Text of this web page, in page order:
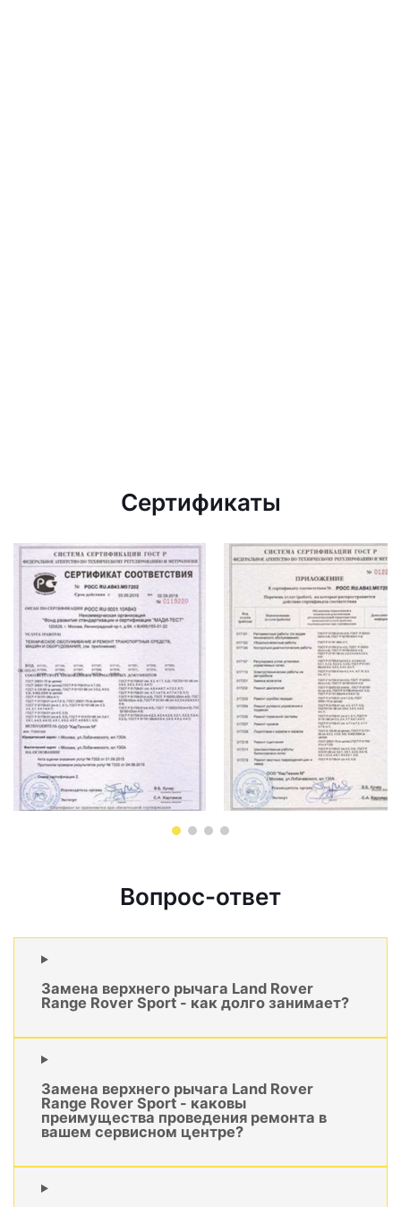
Сертификаты
Вопрос-ответ
Замена верхнего рычага Land Rover
Range Rover Sport - как долго занимает?
Замена верхнего рычага Land Rover
Range Rover Sport - каковы
преимущества проведения ремонта в
вашем сервисном центре?